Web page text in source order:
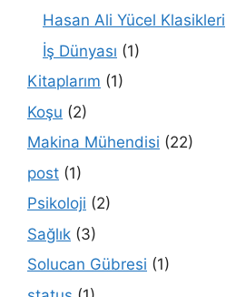
Hasan Ali Yücel Klasikleri
İş Dünyası (1)
Kitaplarım (1)
Koşu (2)
Makina Mühendisi (22)
post (1)
Psikoloji (2)
Sağlık (3)
Solucan Gübresi (1)